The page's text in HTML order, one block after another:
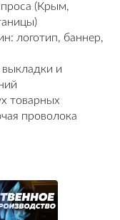
(Крым,
логотип, баннер,
выкладки и
товарных
проволока